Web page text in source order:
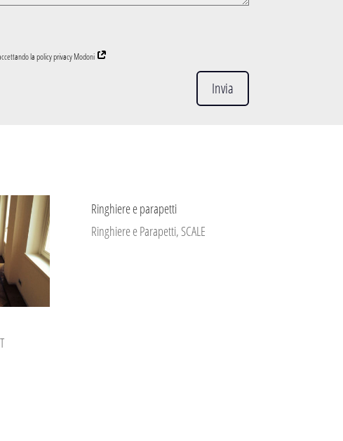
la policy privacy Modoni
Invia
Ringhiere e parapetti
Ringhiere e Parapetti, SCALE